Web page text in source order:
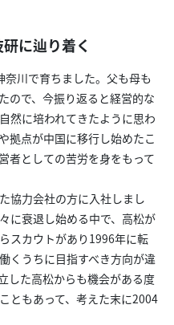
に辿り着く
川で育ちました。父も母も
ので、今振り返ると経営的な
然に培われてきたように思わ
拠点が中国に移行し始めたこ
者としての苦労を身をもって
協力会社の方に入社しまし
に衰退し始める中で、高松が
スカウトがあり1996年に転
くうちに目指すべき方向が違
した高松からも機会がある度
ともあって、考えた末に2004